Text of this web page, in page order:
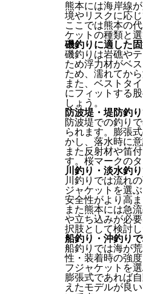
熊本には海岸線
境やリスクに応
ここでは熊本の
ケットの種類と
磯釣りに適した
磯釣りは岩礁や
ため浮力材がベ
ため、濡れてか
また、ベストタ
にフィットする
しょう。
防波堤・堤防釣
防波堤での釣り
られます。膨張
かし、落水時に
また反射材や笛
す。桜マークの
川釣り・淡水釣
川釣りでは流れ
ジャケットを選
安全性がより高ま
また熊本には急
や立ち込みが必
択肢として検討し
船釣り・沖釣り
船釣りでは海が
性・装着時の強
フジャケットを
膨張式であれば
えたモデルが良